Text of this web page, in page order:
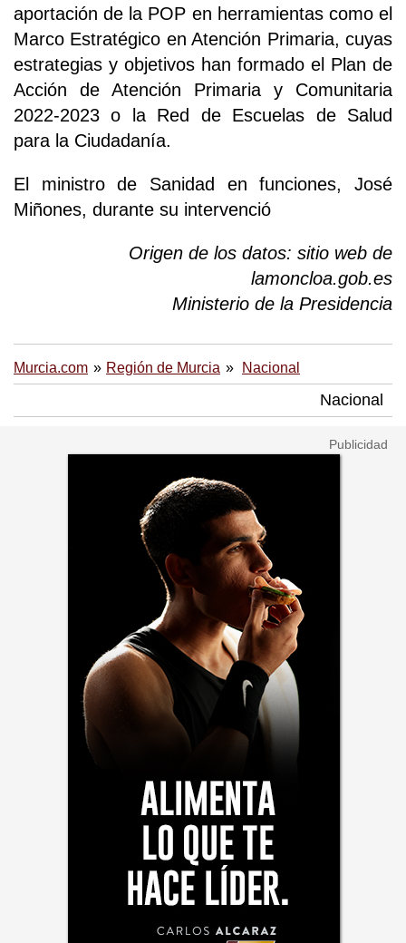
aportación de la POP en herramientas como el
Marco Estratégico en Atención Primaria, cuyas
estrategias y objetivos han formado el Plan de
Acción de Atención Primaria y Comunitaria
2022-2023 o la Red de Escuelas de Salud
para la Ciudadanía.
El ministro de Sanidad en funciones, José
Miñones, durante su intervenció
Origen de los datos: sitio web de
lamoncloa.gob.es
Ministerio de la Presidencia
Murcia.com Región de Murcia Nacional
Nacional